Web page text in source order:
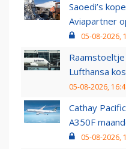
Saoedi’s
Aviapartner
05-08-2026,
Raamstoeltje
Lufthansa
05-08-2026,
Cathay
A350F
05-08-2026,